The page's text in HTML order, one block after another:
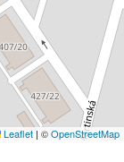
Leaflet | ©OpenStreetMap